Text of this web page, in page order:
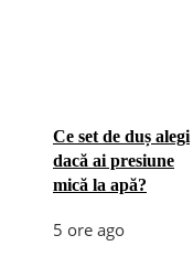
Ce set de duș alegi
dacă ai presiune
mică la apă?
5 ore ago